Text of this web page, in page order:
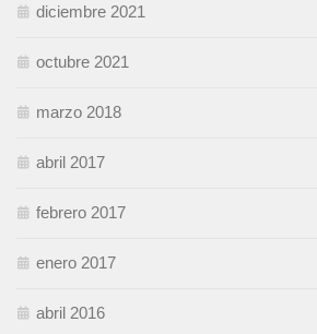
diciembre 2021
octubre 2021
marzo 2018
abril 2017
febrero 2017
enero 2017
abril 2016